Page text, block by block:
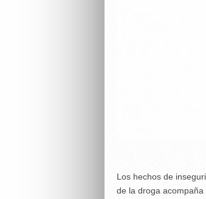
Los hechos de
de la droga